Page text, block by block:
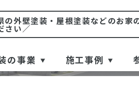
の外壁塗装・屋根塗装などのお家
さい／
の事業 施工事例
種リフォー
REFORM